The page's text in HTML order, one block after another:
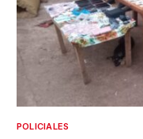
POLICIALES